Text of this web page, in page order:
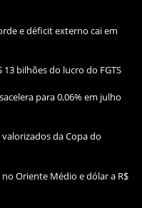
e déficit externo cai em
bilhões do lucro do FGTS
para 0,06% em julho
da Copa do
Oriente Médio e dólar a R$